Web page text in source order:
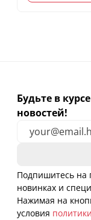
Будьте в курсе
новостей!
Подпишитесь на
новинках и
Нажимая на
условия